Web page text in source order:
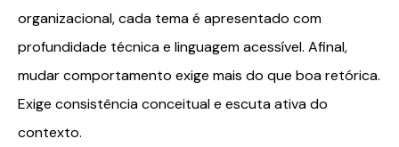
organizacional, cada tema é apresentado com
profundidade técnica e linguagem acessível. Afinal,
mudar comportamento exige mais do que boa retórica.
Exige consistência conceitual e escuta ativa do
contexto.